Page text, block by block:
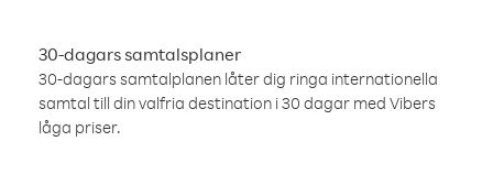
30-dagars samtalsplaner
30-dagars samtalplanen låter dig ringa internationella
samtal till din valfria destination i 30 dagar med Vibers
låga priser.